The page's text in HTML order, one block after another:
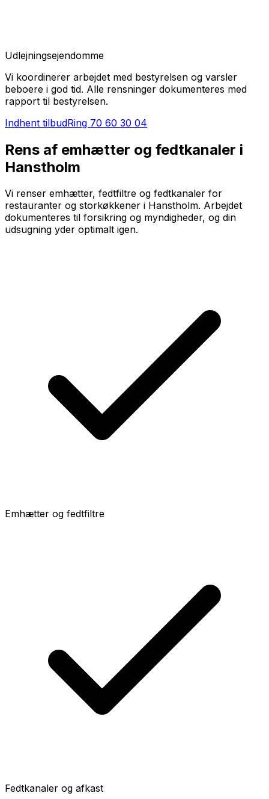
Udlejningsejendomme
Vi koordinerer arbejdet med bestyrelsen og varsler
beboere i god tid. Alle rensninger dokumenteres med
rapport til bestyrelsen.
Indhent tilbudRing 70 60 30 04
Rens af emhætter og fedtkanaler i
Hanstholm
Vi renser emhætter, fedtfiltre og fedtkanaler for
restauranter og storkøkkener i Hanstholm. Arbejdet
dokumenteres til forsikring og myndigheder, og din
udsugning yder optimalt igen.
Emhætter og fedtfiltre
Fedtkanaler og afkast